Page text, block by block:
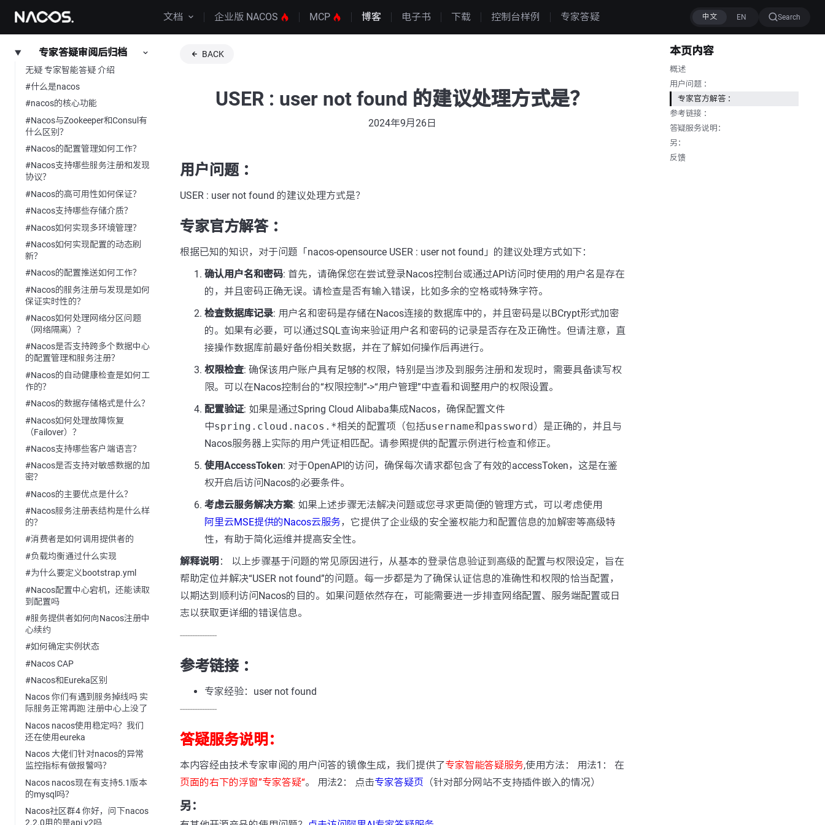
文档 企业版 NACOS MCP 博客 电子书 下载 控制台样例 专家答疑 Search
专家答疑审阅后归档
无疑 专家智能答疑 介绍
#什么是nacos
#nacos的核心功能
#Nacos与Zookeeper和Consul有
什么区别？
#Nacos的配置管理如何工作？
#Nacos支持哪些服务注册和发现
协议？
#Nacos的高可用性如何保证？
#Nacos支持哪些存储介质？
#Nacos如何实现多环境管理？
#Nacos如何实现配置的动态刷
新？
#Nacos的配置推送如何工作？
#Nacos的服务注册与发现是如何
保证实时性的？
#Nacos如何处理网络分区问题
（网络隔离）？
#Nacos是否支持跨多个数据中心
的配置管理和服务注册？
#Nacos的自动健康检查是如何工
作的？
#Nacos的数据存储格式是什么？
#Nacos如何处理故障恢复
（Failover）？
#Nacos支持哪些客户端语言？
#Nacos是否支持对敏感数据的加
密？
#Nacos的主要优点是什么？
#Nacos服务注册表结构是什么样
的？
#消费者是如何调用提供者的
#负载均衡通过什么实现
#为什么要定义bootstrap.yml
#Nacos配置中心宕机，还能读取
到配置吗
#服务提供者如何向Nacos注册中
心续约
#如何确定实例状态
#Nacos CAP
#Nacos和Eureka区别
Nacos 你们有遇到服务掉线吗 实
际服务正常再跑 注册中心上没了
Nacos nacos使用稳定吗？我们
还在使用eureka
Nacos 大佬们针对nacos的异常
监控指标有做报警吗？
Nacos nacos现在有支持5.1版本
的mysql吗？
Nacos社区群4 你好，问下nacos
2.2.0用的是api v2吗
BACK
USER : user not found 的建议处理方式是？
2024年9月26日
用户问题 ：
USER : user not found 的建议处理方式是？
专家官方解答 ：
根据已知的知识，对于问题「nacos-opensource USER : user not found」的建议处理方式如下：
确认用户名和密码: 首先，请确保您在尝试登录Nacos控制台或通过API访问时使用的用户名是存在
的，并且密码正确无误。请检查是否有输入错误，比如多余的空格或特殊字符。
检查数据库记录: 用户名和密码是存储在Nacos连接的数据库中的，并且密码是以BCrypt形式加密
的。如果有必要，可以通过SQL查询来验证用户名和密码的记录是否存在及正确性。但请注意，直
接操作数据库前最好备份相关数据，并在了解如何操作后再进行。
权限检查: 确保该用户账户具有足够的权限，特别是当涉及到服务注册和发现时，需要具备读写权
限。可以在Nacos控制台的“权限控制”->“用户管理”中查看和调整用户的权限设置。
配置验证: 如果是通过Spring Cloud Alibaba集成Nacos，确保配置文件
中spring.cloud.nacos.*相关的配置项（包括username和password）是正确的，并且与
Nacos服务器上实际的用户凭证相匹配。请参照提供的配置示例进行检查和修正。
使用AccessToken: 对于OpenAPI的访问，确保每次请求都包含了有效的accessToken，这是在鉴
权开启后访问Nacos的必要条件。
考虑云服务解决方案: 如果上述步骤无法解决问题或您寻求更简便的管理方式，可以考虑使用
阿里云MSE提供的Nacos云服务，它提供了企业级的安全鉴权能力和配置信息的加解密等高级特
性，有助于简化运维并提高安全性。
解释说明 ： 以上步骤基于问题的常见原因进行，从基本的登录信息验证到高级的配置与权限设定，旨在
帮助定位并解决“USER not found”的问题。每一步都是为了确保认证信息的准确性和权限的恰当配置，
以期达到顺利访问Nacos的目的。如果问题依然存在，可能需要进一步排查网络配置、服务端配置或日
志以获取更详细的错误信息。
---------------
参考链接 ：
专家经验：user not found
---------------
答疑服务说明：
本内容经由技术专家审阅的用户问答的镜像生成，我们提供了专家智能答疑服务,使用方法： 用法1： 在
页面的右下的浮窗”专家答疑“。 用法2： 点击专家答疑页 （针对部分网站不支持插件嵌入的情况）
另：
本页内容
概述
用户问题 ：
专家官方解答 ：
参考链接 ：
答疑服务说明：
另：
反馈